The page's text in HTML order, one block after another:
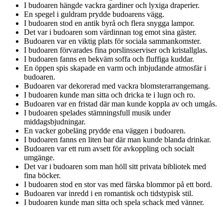
I budoaren hängde vackra gardiner och lyxiga draperier.
En spegel i guldram prydde budoarens vägg.
I budoaren stod en antik byrå och flera snygga lampor.
Det var i budoaren som värdinnan tog emot sina gäster.
Budoaren var en viktig plats för sociala sammankomster.
I budoaren förvarades fina porslinsserviser och kristallglas.
I budoaren fanns en bekväm soffa och fluffiga kuddar.
En öppen spis skapade en varm och inbjudande atmosfär i
budoaren.
Budoaren var dekorerad med vackra blomsterarrangemang.
I budoaren kunde man sitta och dricka te i lugn och ro.
Budoaren var en fristad där man kunde koppla av och umgås.
I budoaren spelades stämningsfull musik under
middagsbjudningar.
En vacker gobeläng prydde ena väggen i budoaren.
I budoaren fanns en liten bar där man kunde blanda drinkar.
Budoaren var ett rum avsett för avkoppling och socialt
umgänge.
Det var i budoaren som man höll sitt privata bibliotek med
fina böcker.
I budoaren stod en stor vas med färska blommor på ett bord.
Budoaren var inredd i en romantisk och tidstypisk stil.
I budoaren kunde man sitta och spela schack med vänner.